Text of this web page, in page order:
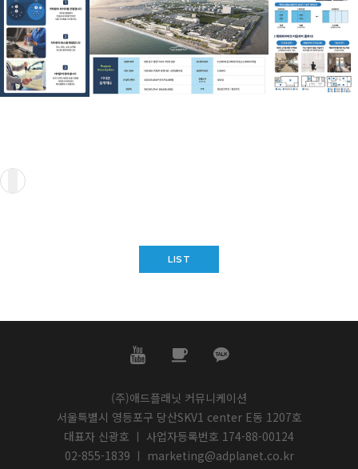
LIST
(주)애드플래닛 커뮤니케이션
서울특별시 영등포구 당산SKV1 center E동 1207호
대표자 신광호 ㅣ 사업자등록번호 174-88-00124
02-855-1839 ㅣ marketing@adplanet.co.kr